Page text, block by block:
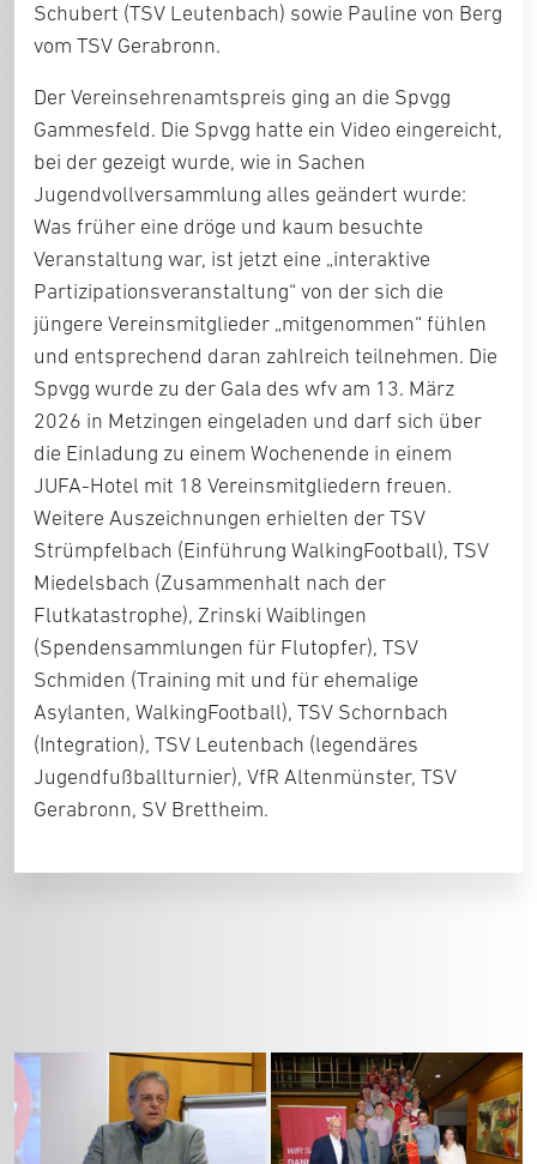
Schubert (TSV Leutenbach) sowie Pauline von Berg
vom TSV Gerabronn.
Der Vereinsehrenamtspreis ging an die Spvgg
Gammesfeld. Die Spvgg hatte ein Video eingereicht,
bei der gezeigt wurde, wie in Sachen
Jugendvollversammlung alles geändert wurde:
Was früher eine dröge und kaum besuchte
Veranstaltung war, ist jetzt eine „interaktive
Partizipationsveranstaltung“ von der sich die
jüngere Vereinsmitglieder „mitgenommen“ fühlen
und entsprechend daran zahlreich teilnehmen. Die
Spvgg wurde zu der Gala des wfv am 13. März
2026 in Metzingen eingeladen und darf sich über
die Einladung zu einem Wochenende in einem
JUFA-Hotel mit 18 Vereinsmitgliedern freuen.
Weitere Auszeichnungen erhielten der TSV
Strümpfelbach (Einführung WalkingFootball), TSV
Miedelsbach (Zusammenhalt nach der
Flutkatastrophe), Zrinski Waiblingen
(Spendensammlungen für Flutopfer), TSV
Schmiden (Training mit und für ehemalige
Asylanten, WalkingFootball), TSV Schornbach
(Integration), TSV Leutenbach (legendäres
Jugendfußballturnier), VfR Altenmünster, TSV
Gerabronn, SV Brettheim.